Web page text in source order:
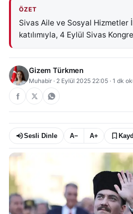
ÖZET
Sivas Aile ve Sosyal Hizmetler
katılımıyla, 4 Eylül Sivas
Gizem Türkmen
Muhabir · 2 Eylül 2025 22:05 · 1 dk
Sesli Dinle A− A+